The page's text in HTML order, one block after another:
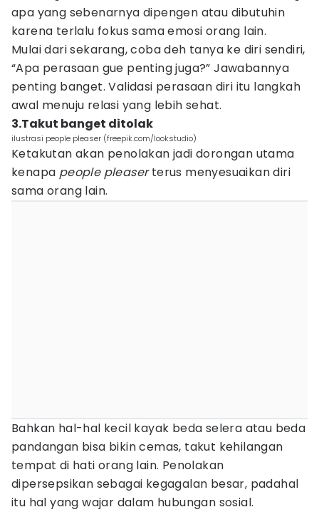
apa yang sebenarnya dipengen atau dibutuhin
karena terlalu fokus sama emosi orang lain.
Mulai dari sekarang, coba deh tanya ke diri sendiri,
“Apa perasaan gue penting juga?” Jawabannya
penting banget. Validasi perasaan diri itu langkah
awal menuju relasi yang lebih sehat.
3.Takut banget ditolak
ilustrasi people pleaser (freepik.com/lookstudio)
Ketakutan akan penolakan jadi dorongan utama
kenapa people pleaserterus menyesuaikan diri
sama orang lain.
Bahkan hal-hal kecil kayak beda selera atau beda
pandangan bisa bikin cemas, takut kehilangan
tempat di hati orang lain. Penolakan
dipersepsikan sebagai kegagalan besar, padahal
itu hal yang wajar dalam hubungan sosial.